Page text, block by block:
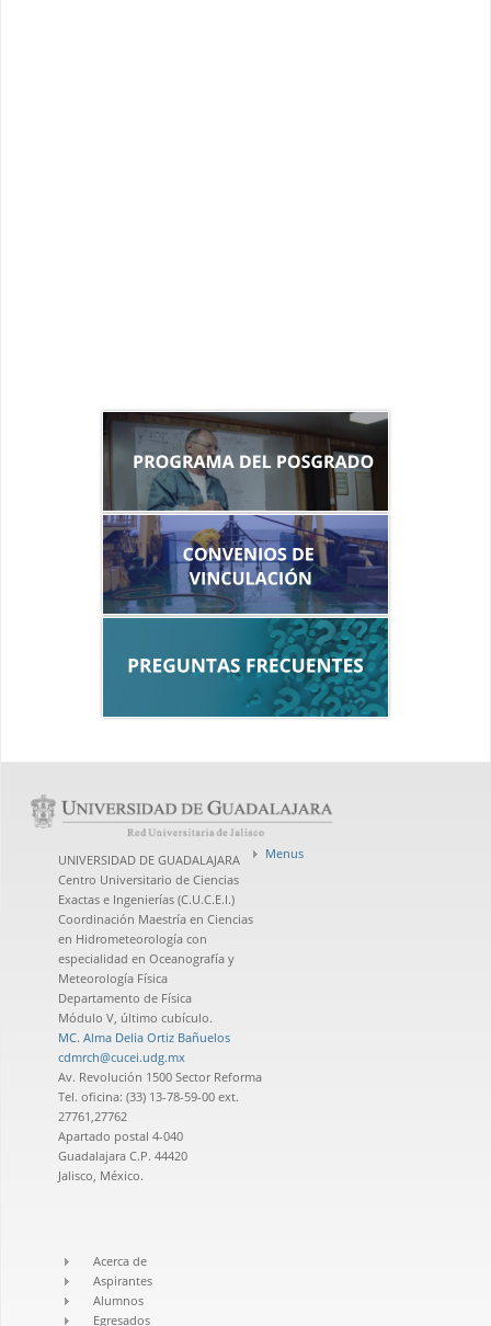
UNIVERSIDAD DE GUADALAJARA
Centro Universitario de Ciencias
Exactas e Ingenierías (C.U.C.E.I.)
Coordinación Maestría en Ciencias
en Hidrometeorología con
especialidad en Oceanografía y
Meteorología Física
Departamento de Física
Módulo V, último cubículo.
MC. Alma Delia Ortiz Bañuelos
cdmrch@cucei.udg.mx
Av. Revolución 1500 Sector Reforma
Tel. oficina: (33) 13-78-59-00 ext.
27761,27762
Apartado postal 4-040
Guadalajara C.P. 44420
Jalisco, México.
Menus
Acerca de
Aspirantes
Alumnos
Egresados